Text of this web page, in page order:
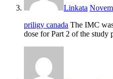
Linkata
priligy canada The IMC
dose for Part 2 of the study